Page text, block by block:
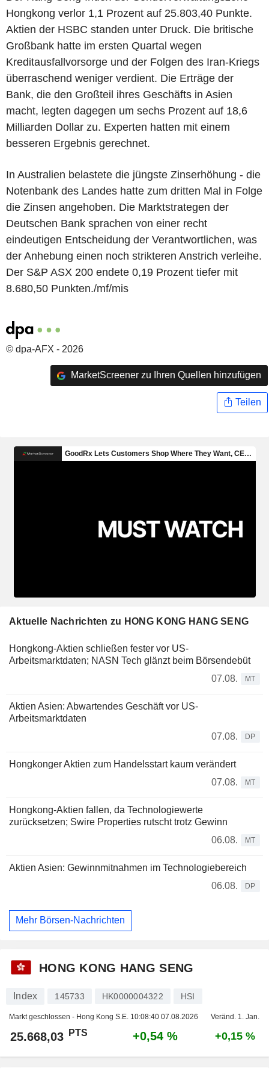
Hongkong verlor 1,1 Prozent auf 25.803,40 Punkte.
Aktien der HSBC standen unter Druck. Die britische
Großbank hatte im ersten Quartal wegen
Kreditausfallvorsorge und der Folgen des Iran-Kriegs
überraschend weniger verdient. Die Erträge der
Bank, die den Großteil ihres Geschäfts in Asien
macht, legten dagegen um sechs Prozent auf 18,6
Milliarden Dollar zu. Experten hatten mit einem
besseren Ergebnis gerechnet.
In Australien belastete die jüngste Zinserhöhung - die
Notenbank des Landes hatte zum dritten Mal in Folge
die Zinsen angehoben. Die Marktstrategen der
Deutschen Bank sprachen von einer recht
eindeutigen Entscheidung der Verantwortlichen, was
der Anhebung einen noch strikteren Anstrich verleihe.
Der S&P ASX 200 endete 0,19 Prozent tiefer mit
8.680,50 Punkten./mf/mis
© dpa-AFX - 2026
MarketScreener zu Ihren Quellen hinzufügen
Teilen
Aktuelle Nachrichten zu HONG KONG HANG SENG
Hongkong-Aktien schließen fester vor US-
Arbeitsmarktdaten; NASN Tech glänzt beim Börsendebüt
07.08.
MT
Aktien Asien: Abwartendes Geschäft vor US-
Arbeitsmarktdaten
07.08.
DP
Hongkonger Aktien zum Handelsstart kaum verändert
07.08.
MT
Hongkong-Aktien fallen, da Technologiewerte
zurücksetzen; Swire Properties rutscht trotz Gewinn
06.08.
MT
Aktien Asien: Gewinnmitnahmen im Technologiebereich
06.08.
DP
Mehr Börsen-Nachrichten
HONG KONG HANG SENG
Index 145733 HK0000004322 HSI
Markt geschlossen - Hong Kong S.E. 10:08:40 07.08.2026 Veränd. 1. Jan.
25.668,03 PTS +0,54 % +0,15 %